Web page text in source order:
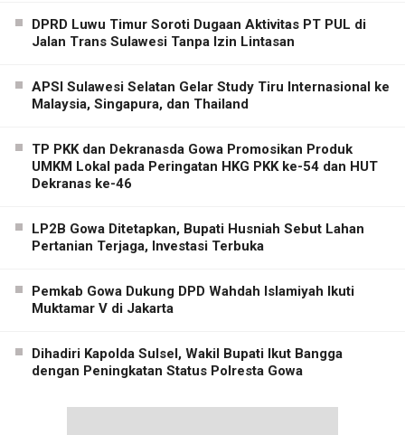
DPRD Luwu Timur Soroti Dugaan Aktivitas PT PUL di
Jalan Trans Sulawesi Tanpa Izin Lintasan
APSI Sulawesi Selatan Gelar Study Tiru Internasional ke
Malaysia, Singapura, dan Thailand
TP PKK dan Dekranasda Gowa Promosikan Produk
UMKM Lokal pada Peringatan HKG PKK ke-54 dan HUT
Dekranas ke-46
LP2B Gowa Ditetapkan, Bupati Husniah Sebut Lahan
Pertanian Terjaga, Investasi Terbuka
Pemkab Gowa Dukung DPD Wahdah Islamiyah Ikuti
Muktamar V di Jakarta
Dihadiri Kapolda Sulsel, Wakil Bupati Ikut Bangga
dengan Peningkatan Status Polresta Gowa